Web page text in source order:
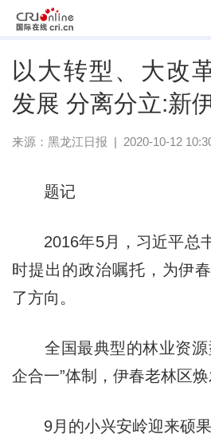
以大转型、大改
发展 分离分立:新
来源： 黑龙江日报 | 2020-10-12
题记
2016年5月，习近平总
时提出的政治嘱托，为伊
了方向。
全国最典型的林业资源
企合一”体制，伊春老林区焕
9月的小兴安岭迎来硕果